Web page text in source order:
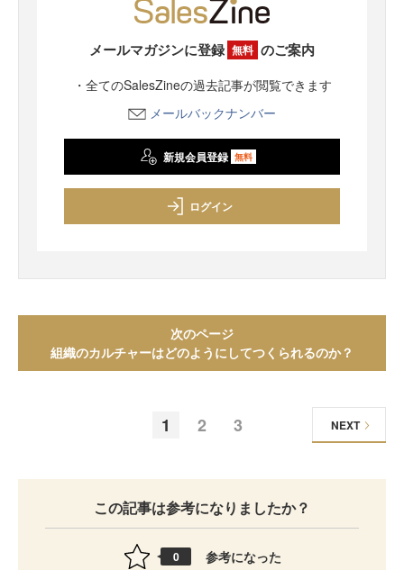
メールマガジンに登録 無料 のご案内
・全てのSalesZineの過去記事が閲覧できます
メールバックナンバー
新規会員登録 無料
ログイン
次のページ
組織のカルチャーはどのようにしてつくられるのか？
1 2 3 NEXT
この記事は参考になりましたか？
0 参考になった